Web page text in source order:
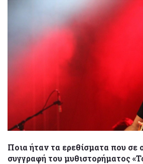
Ποια ήταν τα ερεθίσματα που σε
συγγραφή του μυθιστορήματος